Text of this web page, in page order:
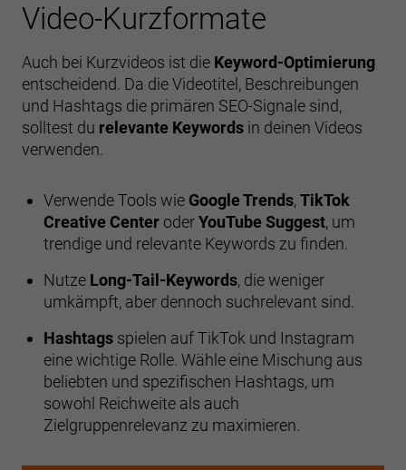
Video-Kurzformate
Auch bei Kurzvideos ist die Keyword-Optimierung
entscheidend. Da die Videotitel, Beschreibungen
und Hashtags die primären SEO-Signale sind,
solltest du relevante Keywords in deinen Videos
verwenden.
Verwende Tools wie Google Trends,TikTok
Creative Center oderYouTube Suggest, um
trendige und relevante Keywords zu finden.
Nutze Long-Tail-Keywords, die weniger
umkämpft, aber dennoch suchrelevant sind.
Hashtags spielen auf TikTok und Instagram
eine wichtige Rolle. Wähle eine Mischung aus
beliebten und spezifischen Hashtags, um
sowohl Reichweite als auch
Zielgruppenrelevanz zu maximieren.